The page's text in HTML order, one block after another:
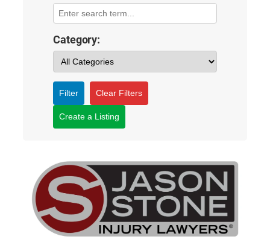
Category:
Filter Clear Filters
Create a Listing